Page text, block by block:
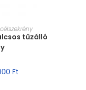
tűzálló
Ft